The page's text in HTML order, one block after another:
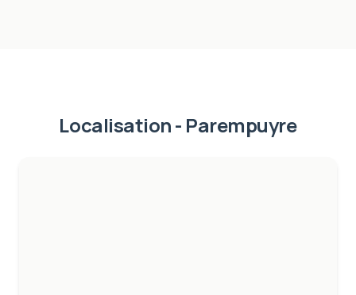
Localisation - Parempuyre